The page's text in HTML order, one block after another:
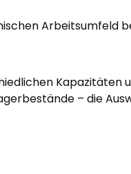
Arbeitsumfeld
Kapazitäten
– die